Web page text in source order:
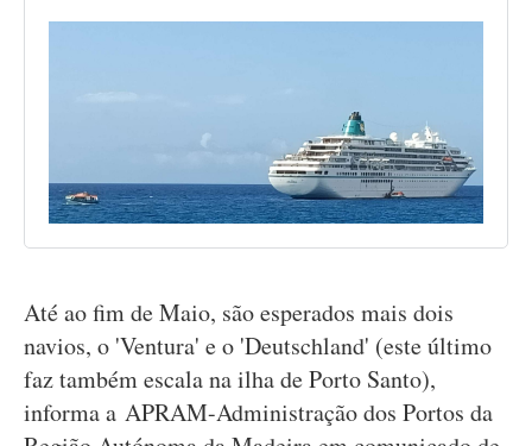
Até ao fim de Maio, são esperados mais dois
navios, o 'Ventura' e o 'Deutschland' (este último
faz também escala na ilha de Porto Santo),
informa a APRAM-Administração dos Portos da